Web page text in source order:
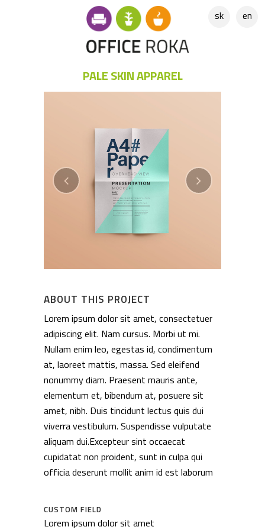
sk en
PALE SKIN APPAREL
ABOUT THIS PROJECT
Lorem ipsum dolor sit amet, consectetuer
adipiscing elit. Nam cursus. Morbi ut mi.
Nullam enim leo, egestas id, condimentum
at, laoreet mattis, massa. Sed eleifend
nonummy diam. Praesent mauris ante,
elementum et, bibendum at, posuere sit
amet, nibh. Duis tincidunt lectus quis dui
viverra vestibulum. Suspendisse vulputate
aliquam dui.Excepteur sint occaecat
cupidatat non proident, sunt in culpa qui
officia deserunt mollit anim id est laborum
CUSTOM FIELD
Lorem ipsum dolor sit amet